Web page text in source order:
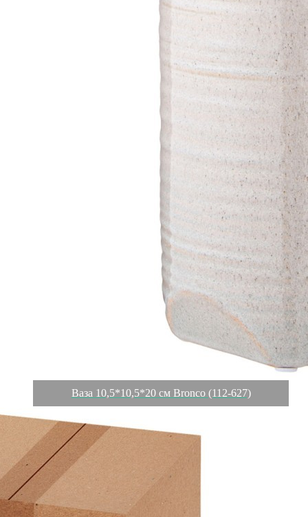
Ваза 10,5*10,5*20 см Bronco (112-627)
Характеристики
Отзывы0